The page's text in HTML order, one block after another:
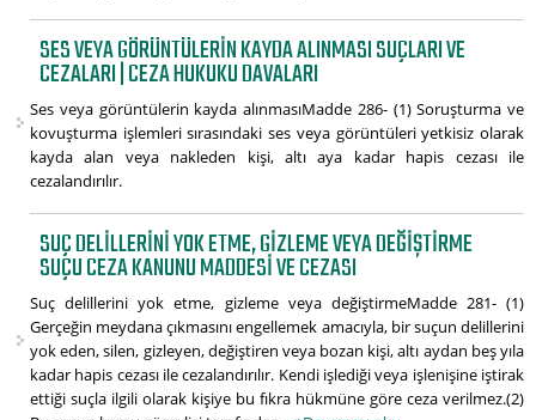
SES VEYA GÖRÜNTÜLERIN KAYDA ALINMASI SUÇLARI VE
CEZALARI | CEZA HUKUKU DAVALARI
Ses veya görüntülerin kayda alınmasıMadde 286- (1) Soruşturma ve
kovuşturma işlemleri sırasındaki ses veya görüntüleri yetkisiz olarak
kayda alan veya nakleden kişi, altı aya kadar hapis cezası ile
cezalandırılır.
SUÇ DELILLERINI YOK ETME, GIZLEME VEYA DEĞIŞTIRME
SUÇU CEZA KANUNU MADDESI VE CEZASI
Suç delillerini yok etme, gizleme veya değiştirmeMadde 281- (1)
Gerçeğin meydana çıkmasını engellemek amacıyla, bir suçun delillerini
yok eden, silen, gizleyen, değiştiren veya bozan kişi, altı aydan beş yıla
kadar hapis cezası ile cezalandırılır. Kendi işlediği veya işlenişine iştirak
ettiği suçla ilgili olarak kişiye bu fıkra hükmüne göre ceza verilmez.(2)